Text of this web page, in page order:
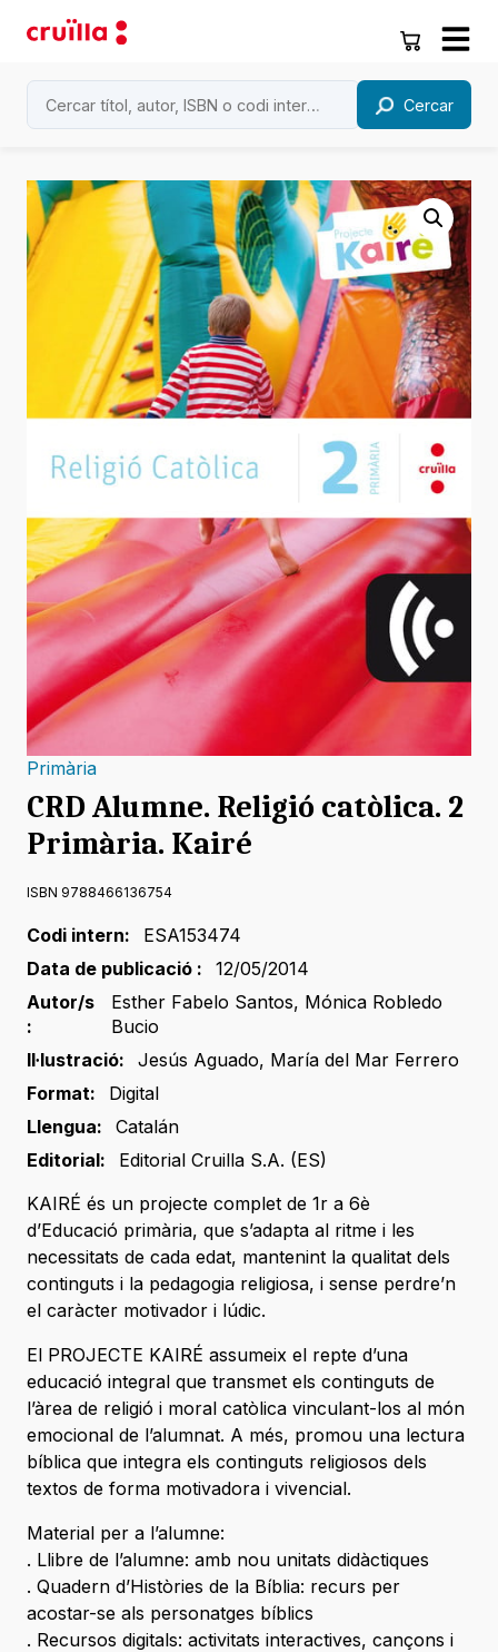
Cercar
Primària
CRD Alumne. Religió catòlica. 2
Primària. Kairé
ISBN 9788466136754
Codi intern:
ESA153474
Data de publicació :
12/05/2014
Autor/s
:
Esther Fabelo Santos, Mónica Robledo
Bucio
Il·lustració:
Jesús Aguado, María del Mar Ferrero
Format:
Digital
Llengua:
Catalán
Editorial:
Editorial Cruilla S.A. (ES)
KAIRÉ és un projecte complet de 1r a 6è
d’Educació primària, que s’adapta al ritme i les
necessitats de cada edat, mantenint la qualitat dels
continguts i la pedagogia religiosa, i sense perdre’n
el caràcter motivador i lúdic.
El PROJECTE KAIRÉ assumeix el repte d’una
educació integral que transmet els continguts de
l’àrea de religió i moral catòlica vinculant-los al món
emocional de l’alumnat. A més, promou una lectura
bíblica que integra els continguts religiosos dels
textos de forma motivadora i vivencial.
Material per a l’alumne:
. Llibre de l’alumne: amb nou unitats didàctiques
. Quadern d’Històries de la Bíblia: recurs per
acostar-se als personatges bíblics
. Recursos digitals: activitats interactives, cançons i